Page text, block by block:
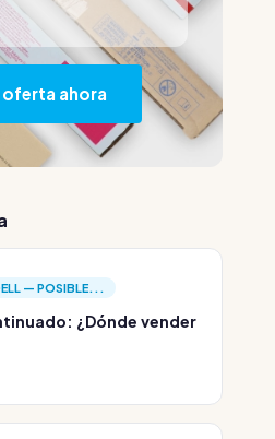
ahora
— POSIBLE...
¿Dónde vender